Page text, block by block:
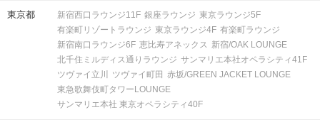
持ち物
スマートフォン・顔写真付きの身分証
（運転免許証、マイナンバーカード、
パスポートなど）
お食事
飲み物
ソフトドリンク付き
東京都 新宿西口ラウンジ11F 銀座ラウンジ 東京ラウンジ5F
有楽町リゾートラウンジ 東京ラウンジ4F 有楽町ラウンジ
新宿南口ラウンジ6F 恵比寿アネックス 新宿/OAK LOUNGE
北千住ミルディス通りラウンジ サンマリエ本社オペラシティ41F
ツヴァイ立川
ツヴァイ町田 赤坂/GREEN JACKET LOUNGE
東急歌舞伎町タワーLOUNGE
サンマリエ本社 東京オペラシティ40F